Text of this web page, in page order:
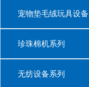
宠物垫毛绒玩具设备
珍珠棉机系列
无纺设备系列